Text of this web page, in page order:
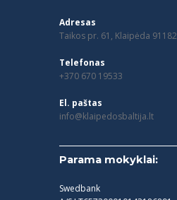
Adresas
Taikos pr. 61, Klaipėda 91182
Telefonas
+370 670 19533
El. paštas
info@klaipedosbaltija.lt
Parama mokyklai:
Swedbank